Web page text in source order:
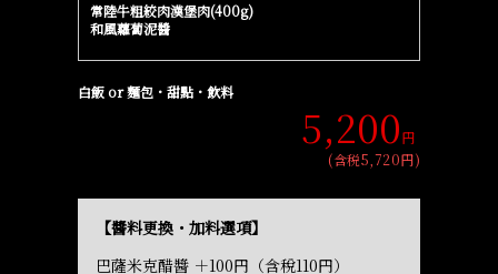
常陸牛粗絞肉漢堡肉(400g)
和風蘿蔔泥醬
白飯 or 麵包・甜點・飲料
5,200円
(含税5,720円)
【醬料更換・加料選項】
巴薩米克醋醬 ＋100円（含稅110円）